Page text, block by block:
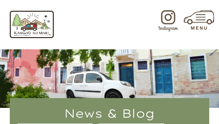
キ
ッ
プ
News & Blog